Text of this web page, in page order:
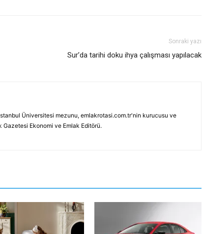
Sonraki yazı
Sur’da tarihi doku ihya çalışması yapılacak
Üniversitesi mezunu, emlakrotasi.com.tr'nin kurucusu ve
Gazetesi Ekonomi ve Emlak Editörü.